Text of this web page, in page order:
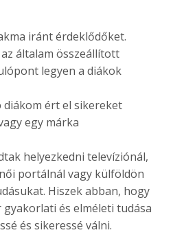
iránt érdeklődőket.
általam összeállított
legyen a diákok
ért el sikereket
egy márka
helyezkedni televíziónál,
portálnál vagy külföldön
Hiszek abban, hogy
és elméleti tudása
és sikeressé válni.